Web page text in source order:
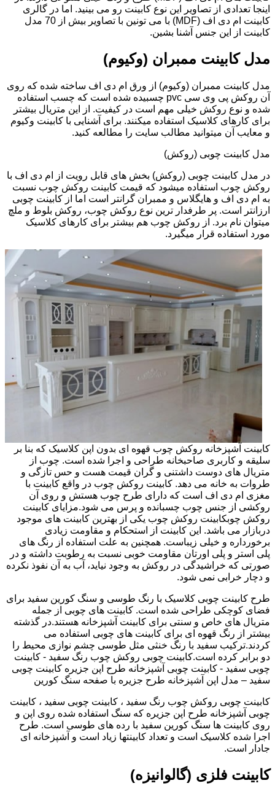
اینجا تعدادی از تصاویر این نوع کابینت رو می بینید. اما در گالری
کابینت ام دی اف (MDF) با می تونین با تصاویر بیش از 70 مدل
کابینت از این جنس آشنا بشین.
مدل کابینت ممبران (وکیوم)
مدل کابینت ممبران (وکیوم) از ورق ام دی اف ساخته شده که روی
آن روکش پی وی سی pvc چسبیده شده است که چسب استفاده
شده و نوع روکش خیلی مهم است در کیفیت. از این متریال بیشتر
برای کارهای کلاسیک استفاده میکنند. برای آشنایی با کابینت وکیوم
و معایب آن میتوانید مطالب سایت را مطالعه کنید.
مدل کابینت چوبی (روکش)
در مدل کابینت چوبی (روکش) بخش های قابل رویت از ام دی اف با
روکش چوب استفاده میشود که قیمت کابینت روکش چوب نسبت
به ام دی اف و هایگلاس و ممبران گرانتر است اما از کابینت چوبی
ارزانتر است. پر طرفدار ترین نوع روکش چوب، روکش بلوط و ملچ
میتوان نام برد. از روکش چوب هم بیشتر برای کارهای کلاسیک
مورد استفاده قرار میگیرد.
کابینت آشپزخانه روکش چوب قهوه ای بدون اپن کلاسیک که بنا بر
سلیقه و کاربری صاحبخانه طراحی و اجرا شده است. چوب از
متریال های دوست داشتنی و گران قیمت هست و حس تازگی و
طروات به خانه می دهد. کابینت روکش چوب در واقع کابینت با
مغزی ام دی اف است که دارای طرح چوب هستش و روی آن
روکشی از جنس چوب چسبانده و پرس می شود.مزایای کابینت
روکش چوبکابینت روکش چوب یکی از بهترین کابینت های موجود
دربازار می باشد. این کابینت از استحکام و مقاومت زیادی
برخورداره و خیلی زیباست. همچنین به علت استفاده از رنگ های
پلی استر و پلی اورتان مقاومت خوبی نسبت به رطوبت داشته و در
صورتی که خراشیدگی در روکش به وجود نیاید، آب به آن نفوذ نکرده
و دچار خرابی نمی شود.
طرح کابینت چوبی کلاسیک با رنگ طوسی و سنگ کورین سفید برای
فضای کوچکی طراحی شده است. کابینت های چوبی از جمله
متریال های خاص و سنتی برای کابینت آشپزخانه هستند.در گذشته
بیشتر از رنگ قهوه ای برای کابینت های چوبی استفاده می
کردند.ترکیب سفید با رنگ خنثی مثل طوسی چشم نوازی محیط را
دو برابر کرده است.کابینت چوبی روکش چوب رنگ سفید - کابینت
چوبی سفید - کابینت چوبی آشپزخانه طرح اپن جزیره کابینت چوبی
سفید – مدل اپن آشپزخانه طرح جزیره با صفحه سنگ کورین
کابینت چوبی روکش چوب رنگ سفید ، کابینت چوبی سفید ، کابینت
چوبی آشپزخانه طرح اپن جزیره که سنگ استفاده شده روی اپن و
روی کابینت ها سنگ کورین سفید با رده های طوسی است. طرح
اجرا شده کلاسیک است و تعداد کابینتها زیاد است و آشپزخانه ای
جادار است.
کابینت فلزی (گالوانیزه)